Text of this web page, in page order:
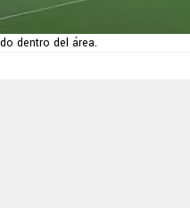
dentro del área.